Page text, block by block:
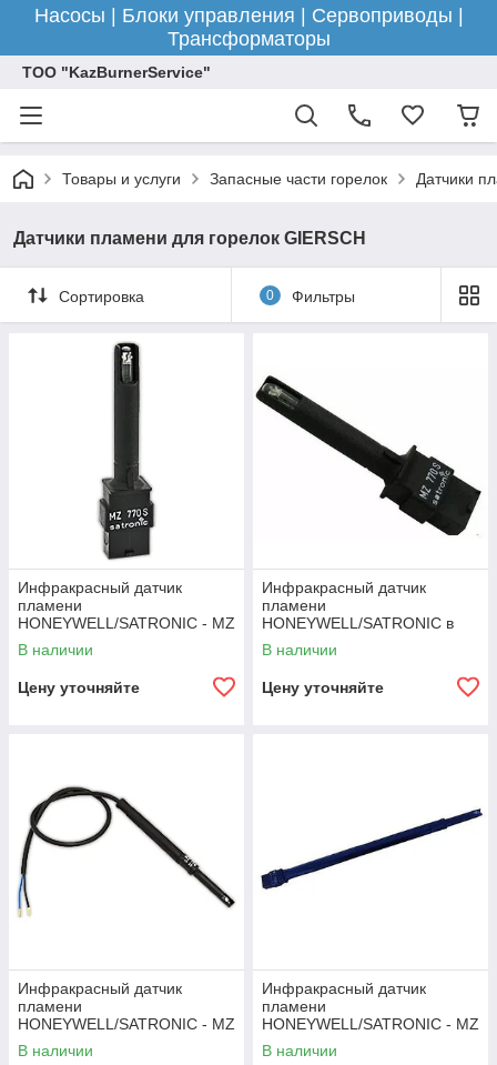
Насосы | Блоки управления | Сервоприводы |
Трансформаторы
ТОО "KazBurnerService"
Товары и услуги Запасные части горелок Датчики
Датчики пламени для горелок GIERSCH
Сортировка 0 Фильтры
Инфракрасный датчик
пламени
HONEYWELL/SATRONIC - MZ
770 S
В наличии
Цену уточняйте
Инфракрасный датчик
пламени
HONEYWELL/SATRONIC в
комплекте - MZ 770 S
В наличии
Цену уточняйте
Инфракрасный датчик
пламени
HONEYWELL/SATRONIC - MZ
770 S
В наличии
Инфракрасный датчик
пламени
HONEYWELL/SATRONIC - MZ
770 S
В наличии